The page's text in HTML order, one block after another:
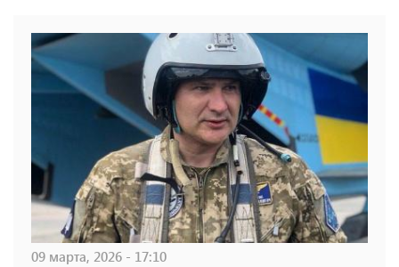
09 марта, 2026 - 17:10